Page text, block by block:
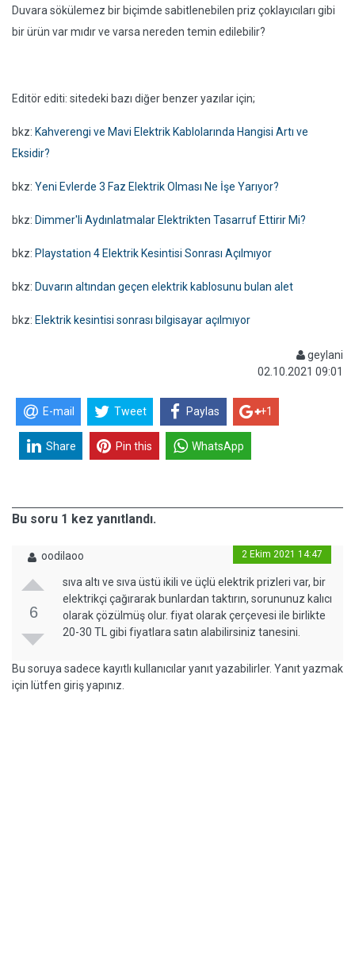
Duvara sökülemez bir biçimde sabitlenebilen priz çoklayıcıları gibi
bir ürün var mıdır ve varsa nereden temin edilebilir?
Editör editi: sitedeki bazı diğer benzer yazılar için;
bkz: Kahverengi ve Mavi Elektrik Kablolarında Hangisi Artı ve
Eksidir?
bkz: Yeni Evlerde 3 Faz Elektrik Olması Ne İşe Yarıyor?
bkz: Dimmer'li Aydınlatmalar Elektrikten Tasarruf Ettirir Mi?
bkz: Playstation 4 Elektrik Kesintisi Sonrası Açılmıyor
bkz: Duvarın altından geçen elektrik kablosunu bulan alet
bkz: Elektrik kesintisi sonrası bilgisayar açılmıyor
geylani
02.10.2021 09:01
E-mail Tweet Paylas +1
Share Pin this WhatsApp
Bu soru 1 kez yanıtlandı.
oodilaoo 2 Ekim 2021 14:47
6
sıva altı ve sıva üstü ikili ve üçlü elektrik prizleri var, bir
elektrikçi çağırarak bunlardan taktırın, sorununuz kalıcı
olarak çözülmüş olur. fiyat olarak çerçevesi ile birlikte
20-30 TL gibi fiyatlara satın alabilirsiniz tanesini.
Bu soruya sadece kayıtlı kullanıcılar yanıt yazabilirler. Yanıt yazmak
için lütfen giriş yapınız.